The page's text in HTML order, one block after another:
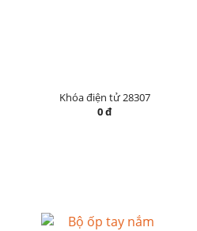
Khóa điện tử 28307
0 đ